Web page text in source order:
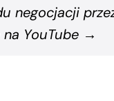
negocjacji
YouTube →